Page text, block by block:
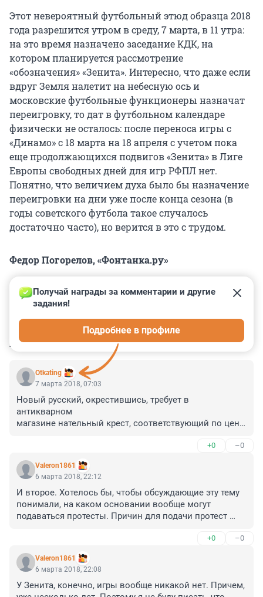
Этот невероятный футбольный этюд образца 2018
года разрешится утром в среду, 7 марта, в 11 утра:
на это время назначено заседание КДК, на
котором планируется рассмотрение
«обозначения» «Зенита». Интересно, что даже если
вдруг Земля налетит на небесную ось и
московские футбольные функционеры назначат
переигровку, то дат в футбольном календаре
физически не осталось: после переноса игры с
«Динамо» с 18 марта на 18 апреля с учетом пока
еще продолжающихся подвигов «Зенита» в Лиге
Европы свободных дней для игр РФПЛ нет.
Понятно, что величием духа было бы назначение
переигровки на дни уже после конца сезона (в
годы советского футбола такое случалось
достаточно часто), но верится в это с трудом.
Федор Погорелов, «Фонтанка.ру»
КОММЕНТАРИИ 9
Otkating
Получай награды за комментарии и другие
задания!
Подробнее в профиле
7 марта 2018, 07:03
Новый русский, окрестившись, требует в
антикварном
магазине нательный крест, соответствующий по цене
понятиям о жизни. Продавцы, сбиваясь с ног, несут
все более
тяжелые и весомые "вериги" - тому все мало.
Отчаявшись, ему
приносят громадное распятие. Обойдя его кругом,
новый русский
удовлетворенно командует:
+0 –0
Valeron1861
6 марта 2018, 22:12
И второе. Хотелось бы, чтобы обсуждающие эту тему
понимали, на каком основании вообще могут
подаваться протесты. Причин для подачи протест
рассматривать все. Нас интересует конкретный
протест - на действия судьи. Многие почему-то
уверены, что на действия судья протест подать
нельзя - все его решения в игре являются
окончательными. Нет, это не так. Если судья свои
+0 –0
Valeron1861
6 марта 2018, 22:08
У Зенита, конечно, игры вообще никакой нет. Причем,